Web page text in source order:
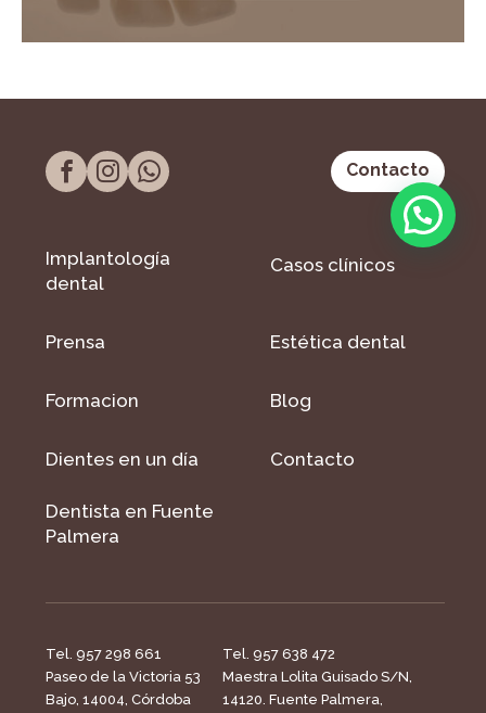
Contacto
Implantología
dental
Casos clínicos
Prensa Estética dental
Formacion Blog
Dientes en un día Contacto
Dentista en Fuente
Palmera
Tel. 957 298 661
Paseo de la Victoria 53
Bajo, 14004, Córdoba
Tel. 957 638 472
Maestra Lolita Guisado S/N,
14120. Fuente Palmera,